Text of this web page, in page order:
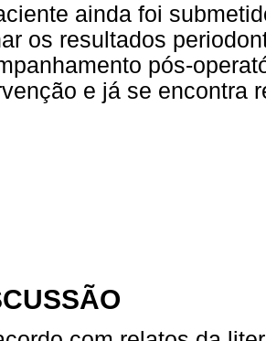
ainda foi
os resultados
pós-
e já se encontra